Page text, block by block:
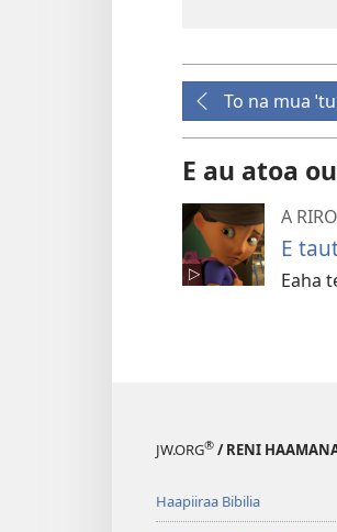
To na mua ˈtu
E au atoa
A
E
Eaha
JW.ORG® / RENI
Haapiiraa Bibilia